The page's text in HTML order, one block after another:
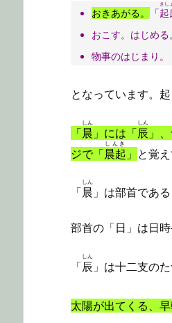
おきあがる。 「起
きし
おこす。はじめる
物事のはじまり。
となっています。
「晨
しん
」には「辰
しん
」
ジで「晨起
しんき
」 と覚
「晨
しん
」は部首であ
部首の「日」は日
「辰
しん
」は十二支の
太陽が出てくる、